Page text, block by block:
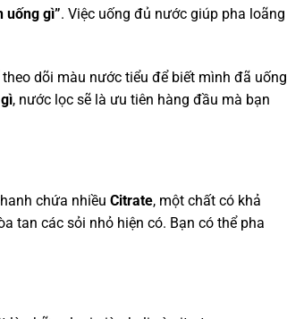
uống gì”. Việc uống đủ nước giúp pha loãng
dõi màu nước tiểu để biết mình đã uống
, nước lọc sẽ là ưu tiên hàng đầu mà bạn
chứa nhiều Citrate, một chất có khả
tan các sỏi nhỏ hiện có. Bạn có thể pha